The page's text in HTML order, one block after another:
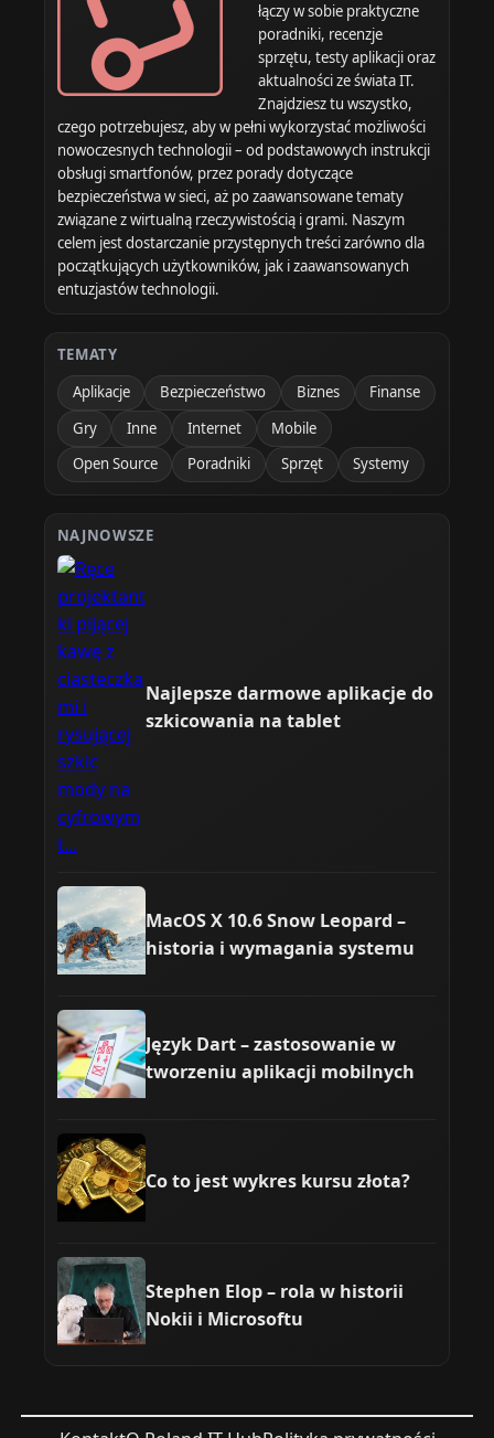
łączy w sobie praktyczne
poradniki, recenzje
sprzętu, testy aplikacji oraz
aktualności ze świata IT.
Znajdziesz tu wszystko,
czego potrzebujesz, aby w pełni wykorzystać możliwości
nowoczesnych technologii – od podstawowych instrukcji
obsługi smartfonów, przez porady dotyczące
bezpieczeństwa w sieci, aż po zaawansowane tematy
związane z wirtualną rzeczywistością i grami. Naszym
celem jest dostarczanie przystępnych treści zarówno dla
początkujących użytkowników, jak i zaawansowanych
entuzjastów technologii.
TEMATY
Aplikacje
Bezpieczeństwo Biznes
Finanse
Gry
Inne Internet
Mobile
Open Source
Poradniki Sprzęt Systemy
NAJNOWSZE
Najlepsze darmowe aplikacje do
szkicowania na tablet
MacOS X 10.6 Snow Leopard –
historia i wymagania systemu
Język Dart – zastosowanie w
tworzeniu aplikacji mobilnych
Co to jest wykres kursu złota?
Stephen Elop – rola w historii
Nokii i Microsoftu